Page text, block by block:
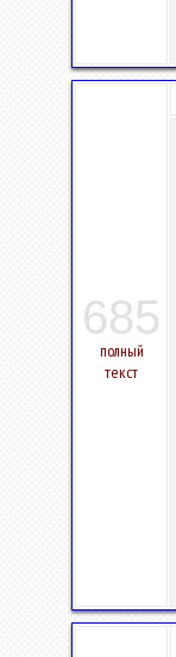
685
полный
текст